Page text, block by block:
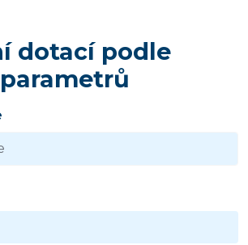
dotací podle